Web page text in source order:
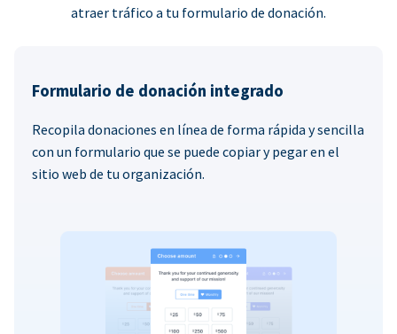
atraer tráfico a tu formulario de donación.
Formulario de donación integrado
Recopila donaciones en línea de forma rápida y sencilla
con un formulario que se puede copiar y pegar en el
sitio web de tu organización.